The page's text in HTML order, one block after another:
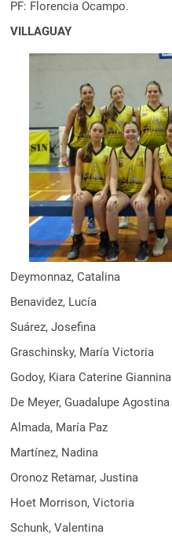
PF: Florencia Ocampo.
VILLAGUAY
Deymonnaz, Catalina
Benavidez, Lucía
Suárez, Josefina
Graschinsky, María Victoria
Godoy, Kiara Caterine Giannina
De Meyer, Guadalupe Agostina
Almada, María Paz
Martínez, Nadina
Oronoz Retamar, Justina
Hoet Morrison, Victoria
Schunk, Valentina